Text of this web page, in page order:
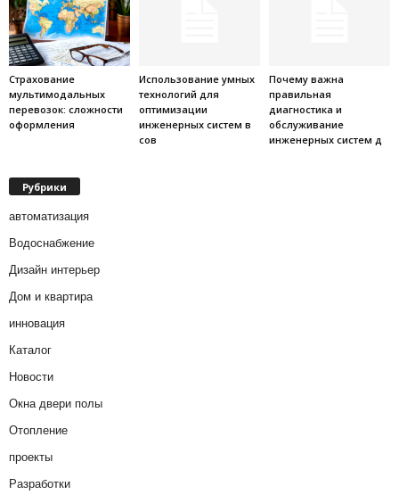
Страхование
мультимодальных
перевозок: сложности
оформления
Использование умных
технологий для
оптимизации
инженерных систем в
сов
Почему важна
правильная
диагностика и
обслуживание
инженерных систем д
Рубрики
автоматизация
Водоснабжение
Дизайн интерьер
Дом и квартира
инновация
Каталог
Новости
Окна двери полы
Отопление
проекты
Разработки